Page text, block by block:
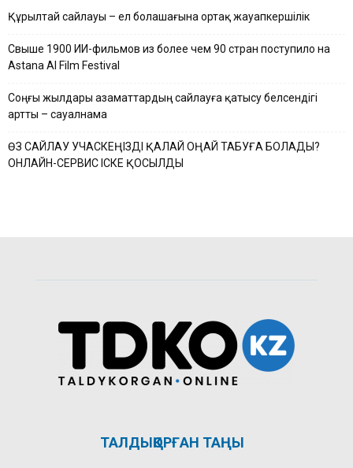
Құрылтай сайлауы – ел болашағына ортақ жауапкершілік
Свыше 1900 ИИ-фильмов из более чем 90 стран поступило на
Astana AI Film Festival
Соңғы жылдары азаматтардың сайлауға қатысу белсендігі
артты – сауалнама
ӨЗ САЙЛАУ УЧАСКЕҢІЗДІ ҚАЛАЙ ОҢАЙ ТАБУҒА БОЛАДЫ?
ОНЛАЙН-СЕРВИС ІСКЕ ҚОСЫЛДЫ
ТАЛДЫҚОРҒАН ТАҢЫ